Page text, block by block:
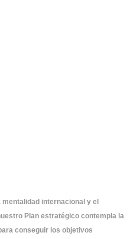
internacional y el
Plan estratégico contempla la
conseguir los objetivos